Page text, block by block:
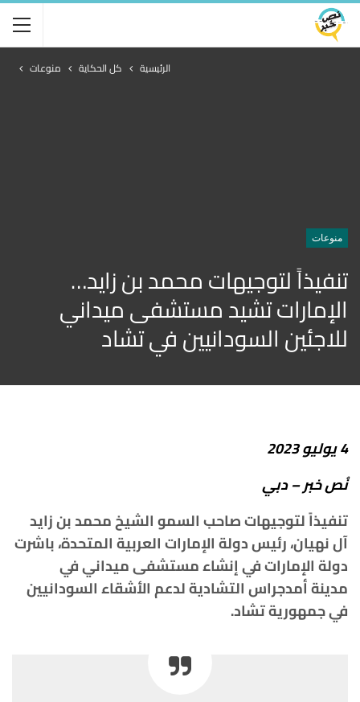
الرئيسية كل الحكاية منوعات
منوعات
تنفيذاً لتوجيهات محمد بن زايد…
الإمارات تشيد مستشفى ميداني
للاجئين السودانيين في تشاد
4يوليو2023
نُصخبر–دبي
تنفيذاًلتوجيهاتصاحبالسموالشيخمحمدبنزايد
آلنهيان،رئيسدولةالإماراتالعربيةالمتحدة،باشرت
دولةالإماراتفيإنشاءمستشفىميدانيفي
مدينةأمدجراسالتشاديةلدعمالأشقاءالسودانيين
فيجمهوريةتشاد.